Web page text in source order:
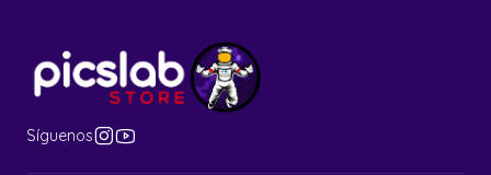
Síguenos